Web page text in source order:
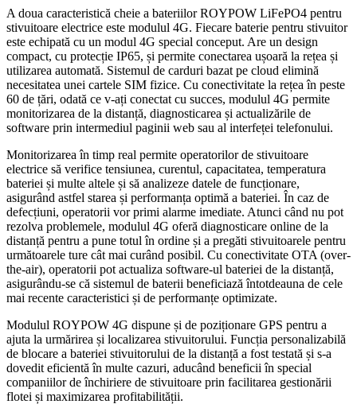
A doua caracteristică cheie a bateriilor ROYPOW LiFePO4 pentru
stivuitoare electrice este modulul 4G. Fiecare baterie pentru stivuitor
este echipată cu un modul 4G special conceput. Are un design
compact, cu protecție IP65, și permite conectarea ușoară la rețea și
utilizarea automată. Sistemul de carduri bazat pe cloud elimină
necesitatea unei cartele SIM fizice. Cu conectivitate la rețea în peste
60 de țări, odată ce v-ați conectat cu succes, modulul 4G permite
monitorizarea de la distanță, diagnosticarea și actualizările de
software prin intermediul paginii web sau al interfeței telefonului.
Monitorizarea în timp real permite operatorilor de stivuitoare
electrice să verifice tensiunea, curentul, capacitatea, temperatura
bateriei și multe altele și să analizeze datele de funcționare,
asigurând astfel starea și performanța optimă a bateriei. În caz de
defecțiuni, operatorii vor primi alarme imediate. Atunci când nu pot
rezolva problemele, modulul 4G oferă diagnosticare online de la
distanță pentru a pune totul în ordine și a pregăti stivuitoarele pentru
următoarele ture cât mai curând posibil. Cu conectivitate OTA (over-
the-air), operatorii pot actualiza software-ul bateriei de la distanță,
asigurându-se că sistemul de baterii beneficiază întotdeauna de cele
mai recente caracteristici și de performanțe optimizate.
Modulul ROYPOW 4G dispune și de poziționare GPS pentru a
ajuta la urmărirea și localizarea stivuitorului. Funcția personalizabilă
de blocare a bateriei stivuitorului de la distanță a fost testată și s-a
dovedit eficientă în multe cazuri, aducând beneficii în special
companiilor de închiriere de stivuitoare prin facilitarea gestionării
flotei și maximizarea profitabilității.